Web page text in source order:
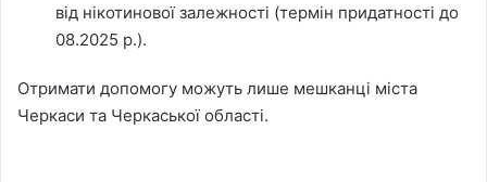
від нікотинової залежності (термін придатності до
08.2025 р.).
Отримати допомогу можуть лише мешканці міста
Черкаси та Черкаської області.